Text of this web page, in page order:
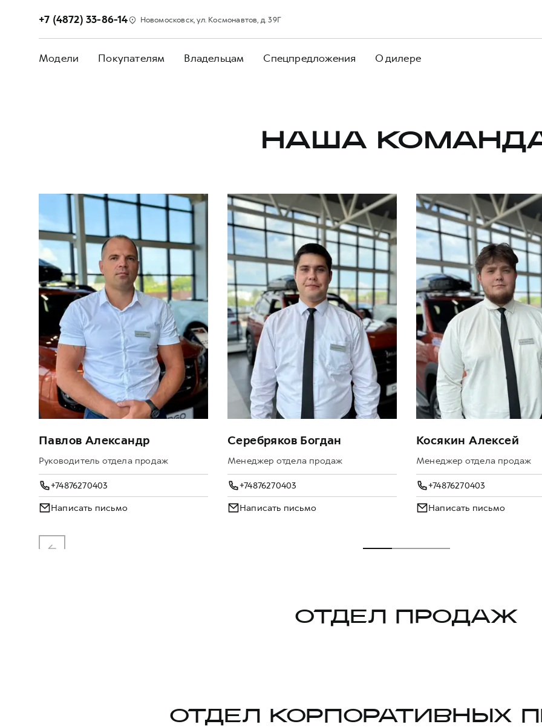
+7 (4872) 33-86-14 Новомосковск, ул. Космонавтов, д. 39Г
Модели Покупателям Владельцам Спецпредложения О дилере
НАША
Павлов Александр
Руководитель отдела продаж
+74876270403
Написать письмо
Серебряков Богдан
Менеджер отдела продаж
+74876270403
Написать письмо
Косякин Алексей
Менеджер отдела продаж
+74876270403
Написать письмо
ОТДЕЛ ПРОДАЖ
ОТДЕЛ КОРПОРАТИВНЫХ